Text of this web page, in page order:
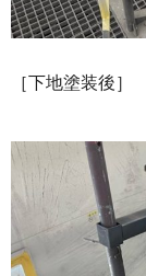
［下地塗装後］